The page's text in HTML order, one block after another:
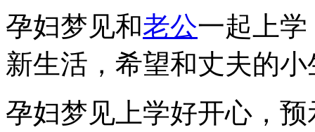
孕妇梦见和老公一起上
新生活，希望和丈夫的
孕妇梦见上学好开心，